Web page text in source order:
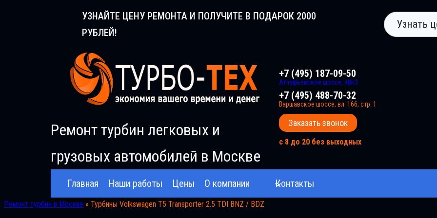
УЗНАЙТЕ ЦЕНУ РЕМОНТА И ПОЛУЧИТЕ В ПОДАРОК 2000
РУБЛЕЙ!
Узнать
Ремонт турбин легковых и
грузовых автомобилей в Москве
+7 (495) 187-09-50
Алтуфьевское шоссе, 48к3
+7 (495) 488-70-32
Варшавское шоссе, вл. 166, стр. 1
Заказать звонок
с 8 до 20 без выходных
Главная Наши работы Цены О компании Контакты
Ремонт турбин в Москве » Турбины Volkswagen T5 Transporter 2.5 TDI BNZ / BDZ